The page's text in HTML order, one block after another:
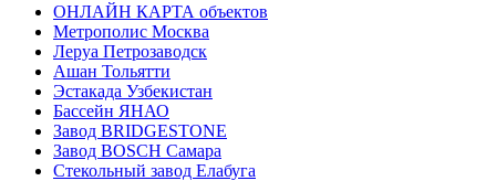
ОНЛАЙН КАРТА объектов
Метрополис Москва
Леруа Петрозаводск
Ашан Тольятти
Эстакада Узбекистан
Бассейн ЯНАО
Завод BRIDGESTONE
Завод BOSCH Самара
Стекольный завод Елабуга